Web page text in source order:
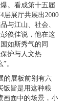
。看成第十五届
层展厅共展出2000
与江山、社会、
俊佳说，他在这
如斯秀气的同
护与人文热
。
的展板前别有六
饭皆是用这种粮
面中的场景，小